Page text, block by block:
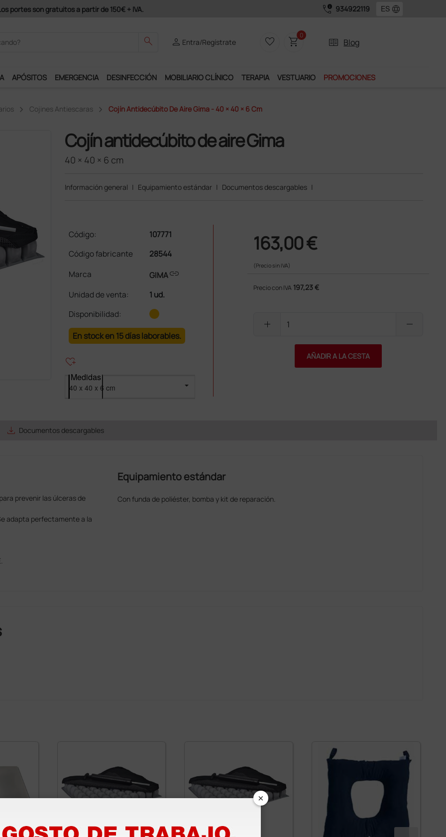
disfrutar de muchos servicios exclusivos. call_quality 934922119 language
search person Entra/Regístrate favorite_border shopping_cart0
two_pager Blog
APÓSITOS EMERGENCIA DESINFECCIÓN MOBILIARIO CLÍNICO TERAPIA VESTUARIO PROMOCIONES
Cojines Antiescaras Cojín Antidecúbito De Aire Gima - 40 × 40 × 6 Cm
Cojín antidecúbito de aire Gima
40 × 40 × 6 cm
Información general | Equipamiento estándar | Documentos descargables |
Código:
107771
Código fabricante
28544
Marca
GIMAlink
Unidad de venta:
1 ud.
Disponibilidad:
En stock en 15 días laborables.
heart_plus
Medidas
163,00 €
(Precio sin IVA)
Precio con IVA 197,23 €
add remove
AÑADIR A LA CESTA
save_alt Documentos descargables
prevenir las úlceras de
adapta perfectamente a la
Equipamiento estándar
Con funda de poliéster, bomba y kit de reparación.
×